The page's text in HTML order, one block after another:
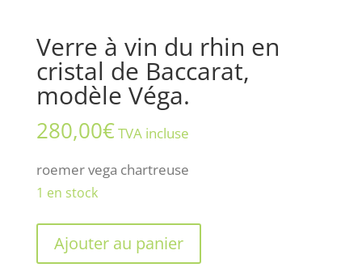
Verre à vin du rhin en
cristal de Baccarat,
modèle Véga.
280,00€TVA incluse
roemer vega chartreuse
1 en stock
quantité
Ajouter au panier